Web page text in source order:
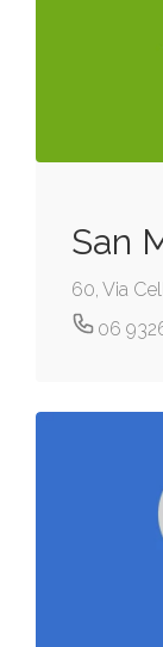
San
60, Via
06